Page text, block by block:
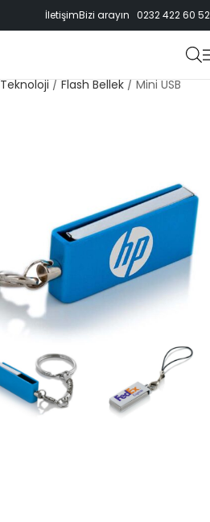
İletişimBizi arayın 0232 422 60 52
Teknoloji / Flash Bellek / Mini USB